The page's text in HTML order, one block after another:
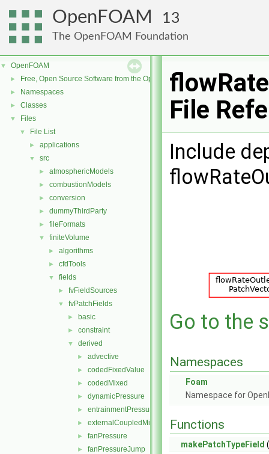
OpenFOAM 13
The OpenFOAM Foundation
▼ OpenFOAM
► Free, Open Source Software from the OpenFOAM Foundation
► Namespaces
► Classes
▼ Files
▼ File List
► applications
▼ src
► atmosphericModels
► combustionModels
► conversion
► dummyThirdParty
► fileFormats
▼ finiteVolume
► algorithms
► cfdTools
▼ fields
► fvFieldSources
▼ fvPatchFields
► basic
► constraint
▼ derived
► advective
► codedFixedValue
► codedMixed
► dynamicPressure
► entrainmentPressure
► externalCoupledMixed
► fanPressure
► fanPressureJump
File
Include
Go to the
Namespaces
Foam
Namespace for
Functions
makePatchTypeField